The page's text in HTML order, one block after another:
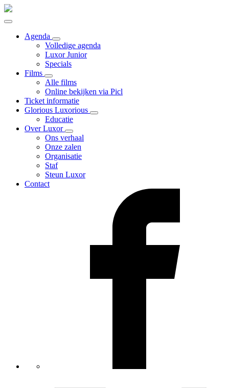
Agenda
Volledige agenda
Luxor Junior
Specials
Films
Alle films
Online bekijken via Picl
Ticket informatie
Glorious Luxorious
Educatie
Over Luxor
Ons verhaal
Onze zalen
Organisatie
Staf
Steun Luxor
Contact